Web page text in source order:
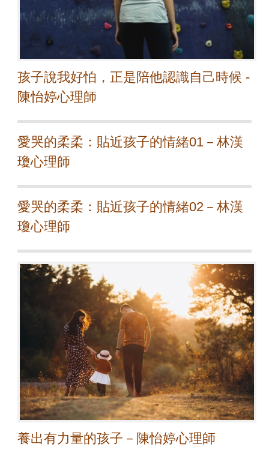
孩子說我好怕，正是陪他認識自己時候 -
陳怡婷心理師
愛哭的柔柔：貼近孩子的情緒01－林漢
瓊心理師
愛哭的柔柔：貼近孩子的情緒02－林漢
瓊心理師
養出有力量的孩子－陳怡婷心理師